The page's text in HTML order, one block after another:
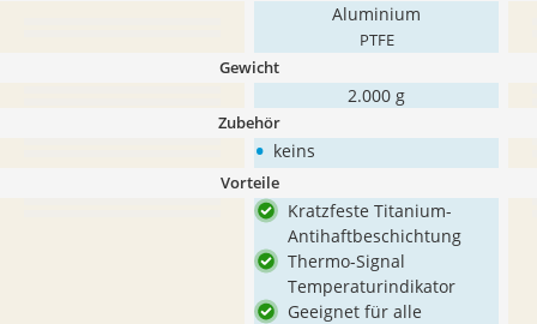
Aluminium
PTFE
Gewicht
2.000 g
Zubehör
• keins
Vorteile
Kratzfeste Titanium-
Antihaftbeschichtung
Thermo-Signal
Temperaturindikator
Geeignet für alle